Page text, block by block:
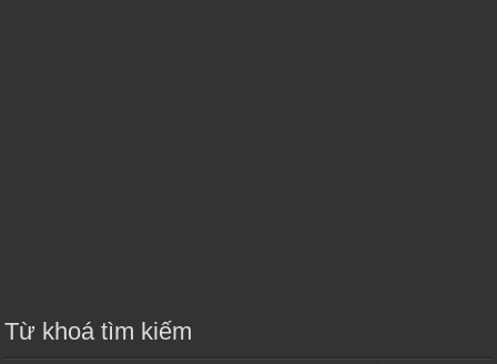
Từ khoá tìm kiếm